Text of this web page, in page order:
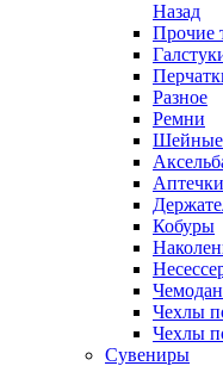
Назад
Прочие
Разное
Ремни
Шейные
Аптечки
Кобуры
Чехлы
Чехлы
Сувениры